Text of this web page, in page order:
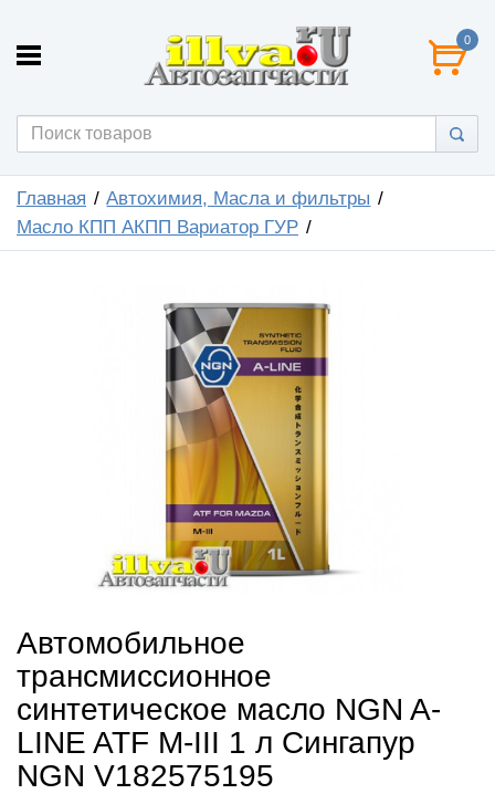
0
Главная
Автохимия, Масла и фильтры
Масло КПП АКПП Вариатор ГУР
Автомобильное
трансмиссионное
синтетическое масло NGN A-
LINE ATF M-III 1 л Сингапур
NGN V182575195